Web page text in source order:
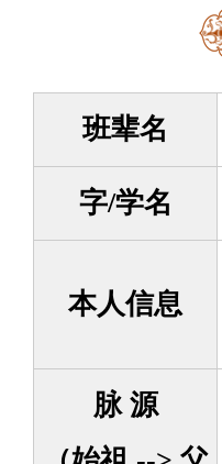
班辈名
字/学名
本人信息
脉 源